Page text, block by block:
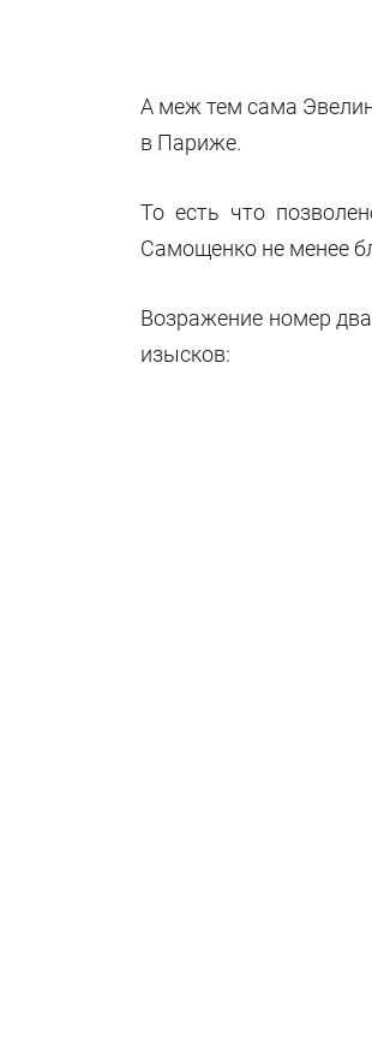
А меж тем сама
в Париже.
То есть что
Самощенко не менее
Возражение номер
изысков: